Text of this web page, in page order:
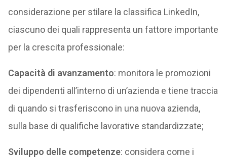
considerazione per stilare la classifica LinkedIn,
ciascuno dei quali rappresenta un fattore importante
per la crescita professionale:
Capacità di avanzamento: monitora le promozioni
dei dipendenti all’interno di un’azienda e tiene traccia
di quando si trasferiscono in una nuova azienda,
sulla base di qualifiche lavorative standardizzate;
Sviluppo delle competenze: considera come i